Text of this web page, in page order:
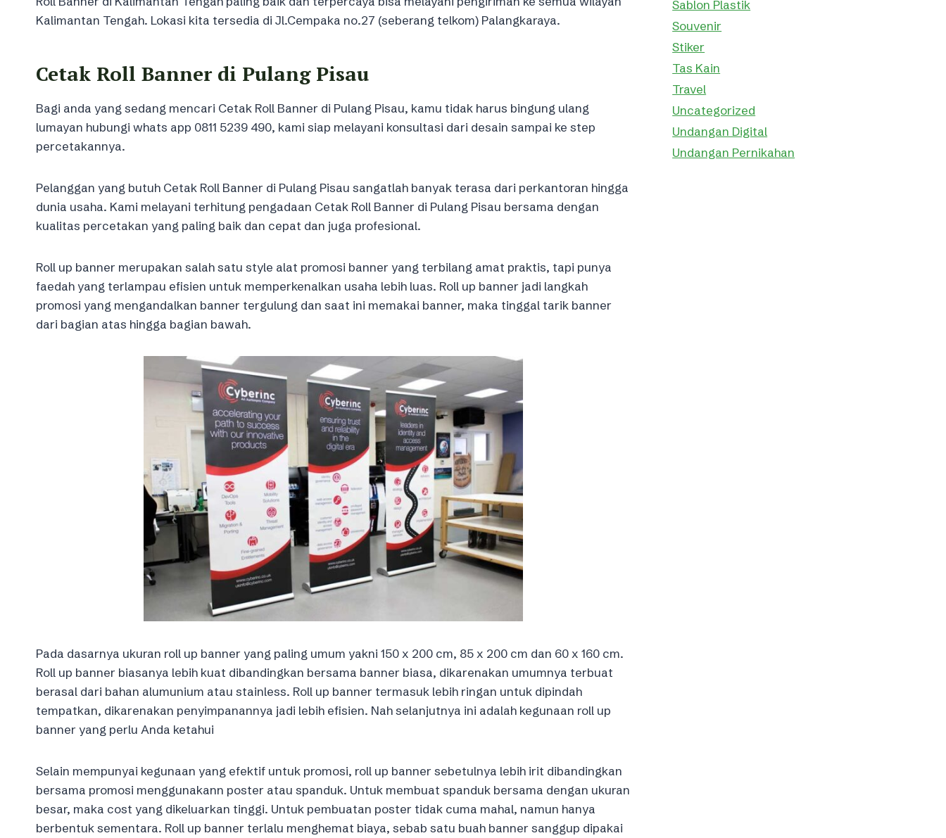
Kalimantan Tengah. Lokasi kita tersedia di Jl.Cempaka no.27 (seberang telkom) Palangkaraya.
Cetak Roll Banner di Pulang Pisau
Bagi anda yang sedang mencari Cetak Roll Banner di Pulang Pisau, kamu tidak harus bingung ulang
lumayan hubungi whats app 0811 5239 490, kami siap melayani konsultasi dari desain sampai ke step
percetakannya.
Pelanggan yang butuh Cetak Roll Banner di Pulang Pisau sangatlah banyak terasa dari perkantoran hingga
dunia usaha. Kami melayani terhitung pengadaan Cetak Roll Banner di Pulang Pisau bersama dengan
kualitas percetakan yang paling baik dan cepat dan juga profesional.
Roll up banner merupakan salah satu style alat promosi banner yang terbilang amat praktis, tapi punya
faedah yang terlampau efisien untuk memperkenalkan usaha lebih luas. Roll up banner jadi langkah
promosi yang mengandalkan banner tergulung dan saat ini memakai banner, maka tinggal tarik banner
dari bagian atas hingga bagian bawah.
Pada dasarnya ukuran roll up banner yang paling umum yakni 150 x 200 cm, 85 x 200 cm dan 60 x 160 cm.
Roll up banner biasanya lebih kuat dibandingkan bersama banner biasa, dikarenakan umumnya terbuat
berasal dari bahan alumunium atau stainless. Roll up banner termasuk lebih ringan untuk dipindah
tempatkan, dikarenakan penyimpanannya jadi lebih efisien. Nah selanjutnya ini adalah kegunaan roll up
banner yang perlu Anda ketahui
Selain mempunyai kegunaan yang efektif untuk promosi, roll up banner sebetulnya lebih irit dibandingkan
bersama promosi menggunakann poster atau spanduk. Untuk membuat spanduk bersama dengan ukuran
besar, maka cost yang dikeluarkan tinggi. Untuk pembuatan poster tidak cuma mahal, namun hanya
berbentuk sementara. Roll up banner terlalu menghemat biaya, sebab satu buah banner sanggup dipakai
Sablon Plastik
Souvenir
Stiker
Tas Kain
Travel
Uncategorized
Undangan Digital
Undangan Pernikahan